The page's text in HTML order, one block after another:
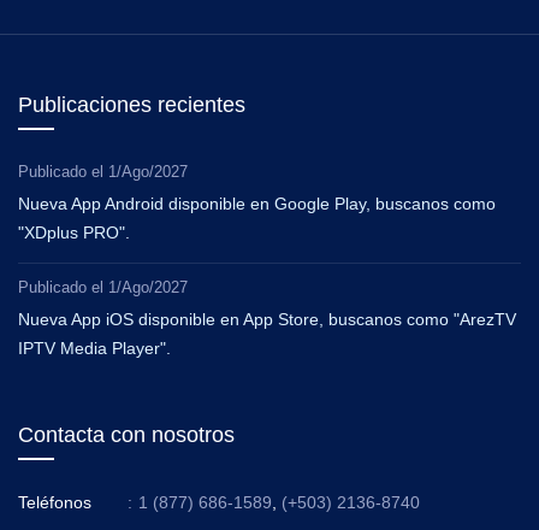
Publicaciones recientes
Publicado el 1/Ago/2027
Nueva App Android disponible en Google Play, buscanos como
"XDplus PRO".
Publicado el 1/Ago/2027
Nueva App iOS disponible en App Store, buscanos como "ArezTV
IPTV Media Player".
Contacta con nosotros
Teléfonos : 1 (877) 686-1589 (+503) 2136-8740